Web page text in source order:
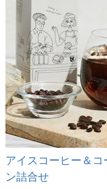
アイスコーヒー＆
ン詰合せ